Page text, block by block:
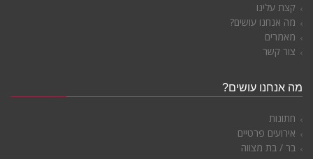
קצת עלינו
מה אנחנו עושים?
מאמרים
צור קשר
מה אנחנו עושים?
חתונות
אירועים פרטיים
בר / בת מצווה